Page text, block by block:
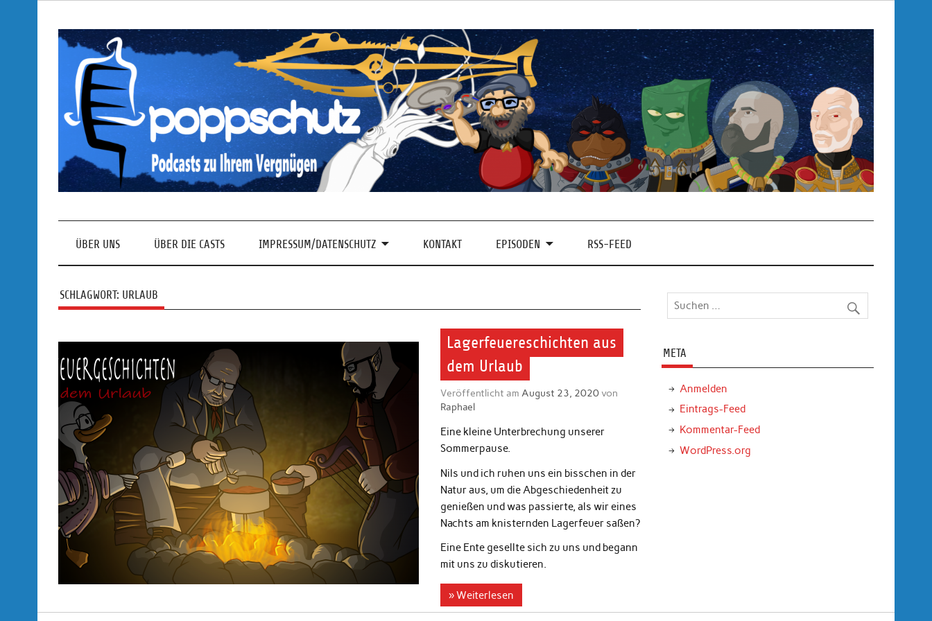
Podcasts zu Ihrem Vergnügen
ÜBER UNS ÜBER DIE CASTS IMPRESSUM/DATENSCHUTZ KONTAKT EPISODEN RSS-FEED
SCHLAGWORT: URLAUB
Lagerfeuereschichten aus
dem Urlaub
Veröffentlicht am August 23, 2020von
Raphael
Eine kleine Unterbrechung unserer
Sommerpause.
Nils und ich ruhen uns ein bisschen in der
Natur aus, um die Abgeschiedenheit zu
genießen und was passierte, als wir eines
Nachts am knisternden Lagerfeuer saßen?
Eine Ente gesellte sich zu uns und begann
mit uns zu diskutieren.
» Weiterlesen
META
Anmelden
Eintrags-Feed
Kommentar-Feed
WordPress.org